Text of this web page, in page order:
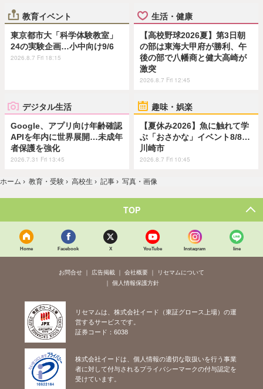
教育イベント
東京都市大「科学体験教室」
24の実験企画…小中向け9/6
2026.8.7 Fri 18:15
生活・健康
【高校野球2026夏】第3日朝
の部は東海大甲府が勝利、午
後の部で八幡商と健大高崎が
激突
2026.8.7 Fri 12:45
デジタル生活
Google、アプリ向け年齢確認
APIを年内に世界展開…未成年
者保護を強化
2026.7.31 Fri 13:45
趣味・娯楽
【夏休み2026】魚に触れて学
ぶ「おさかな」イベント8/8…
川崎市
2026.8.7 Fri 10:45
ホーム › 教育・受験 › 高校生 › 記事 › 写真・画像
TOP
Home Facebook X YouTube Instagram line
お問合せ 広告掲載 会社概要
リセマムについて
個人情報保護方針
リセマムは、株式会社イード（東証グロース上場）の運
営するサービスです。
証券コード：6038
株式会社イードは、個人情報の適切な取扱いを行う事業
者に対して付与されるプライバシーマークの付与認定を
受けています。